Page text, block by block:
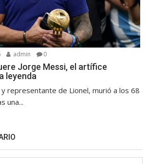
admin 0
Jorge Messi, el artífice
leyenda
representante de Lionel, murió a los 68
una...